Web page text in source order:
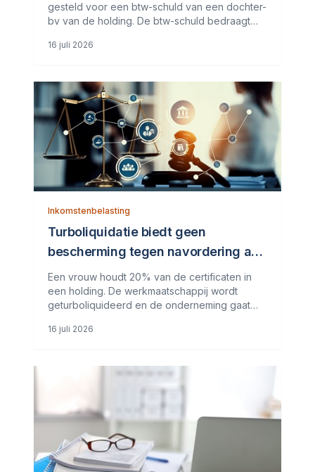
gesteld voor een btw-schuld van een dochter-
bv van de holding. De btw-schuld bedraagt
aansprakelijkstelling met als standpunt dat de
16 juli 2026
Inkomstenbelasting
Turboliquidatie biedt geen
bescherming tegen navordering ab-
heffing
Een vrouw houdt 20% van de certificaten in
een holding. De werkmaatschappij wordt
geturboliquideerd en de onderneming gaat
Niemand geeft inkomen uit aanmerkelijkbelang
16 juli 2026